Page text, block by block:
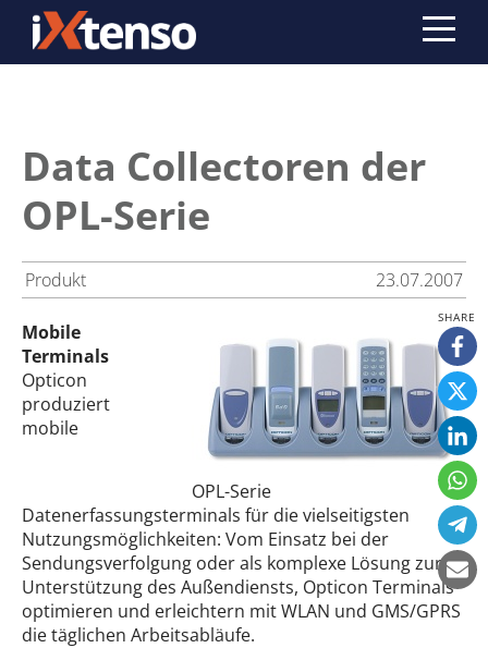
Data Collectoren der
OPL-Serie
Produkt 23.07.2007
OPL-Serie
Mobile
Terminals
Opticon
produziert
mobile
Datenerfassungsterminals für die vielseitigsten
Nutzungsmöglichkeiten: Vom Einsatz bei der
Sendungsverfolgung oder als komplexe Lösung zur
Unterstützung des Außendiensts, Opticon Terminals
optimieren und erleichtern mit WLAN und GMS/GPRS
die täglichen Arbeitsabläufe.